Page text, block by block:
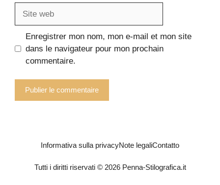
Enregistrer mon nom, mon e-mail et mon site
dans le navigateur pour mon prochain
commentaire.
Tutti i diritti riservati © 2026 Penna-Stilografica.it
Informativa sulla privacyNote legaliContatto